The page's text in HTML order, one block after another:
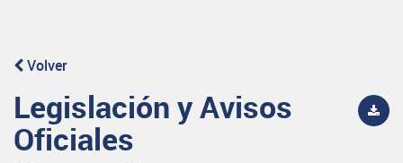
Volver
Legislación y Avisos
Oficiales